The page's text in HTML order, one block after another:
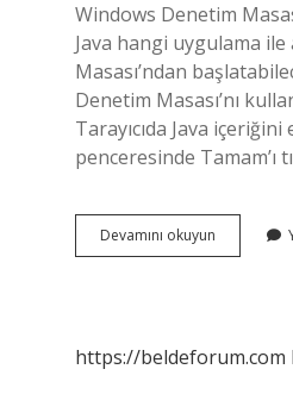
Windows Denetim
Java hangi uygulama ile
Masası’ndan
Denetim Masası’nı
Tarayıcıda Java
penceresinde Tamam’ı
Devamını okuyun
Nasıl
https://beldeforum.com